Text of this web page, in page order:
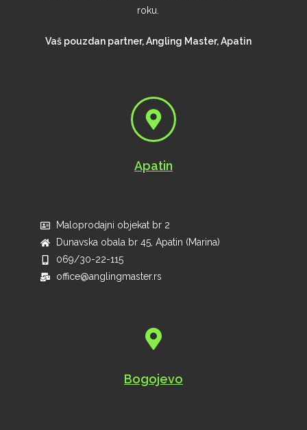
roku.
Vaš pouzdan partner, Angling Master, Apatin
Apatin
Maloprodajni objekat br 2
Dunavska obala br 45, Apatin (Marina)
069/30-22-115
office@anglingmaster.rs
Bogojevo